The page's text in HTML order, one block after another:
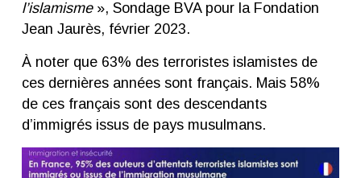
l’islamisme», Sondage BVA pour la Fondation
Jean Jaurès, février 2023.
À noter que 63% des terroristes islamistes de
ces dernières années sont français. Mais 58%
de ces français sont des descendants
d’immigrés issus de pays musulmans.